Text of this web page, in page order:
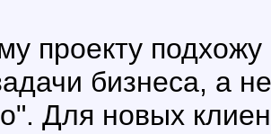
проекту
бизнеса, а
Для новых